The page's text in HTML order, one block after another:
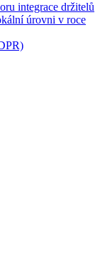
integrace držitelů
úrovni v roce